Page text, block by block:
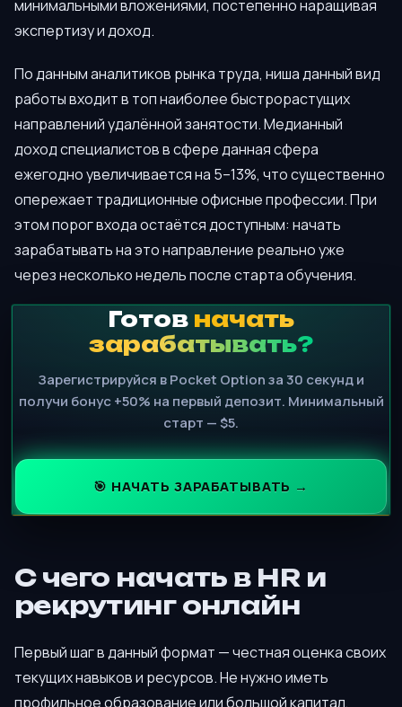
минимальными вложениями, постепенно наращивая
экспертизу и доход.
По данным аналитиков рынка труда, ниша данный вид
работы входит в топ наиболее быстрорастущих
направлений удалённой занятости. Медианный
доход специалистов в сфере данная сфера
ежегодно увеличивается на 5–13%, что существенно
опережает традиционные офисные профессии. При
этом порог входа остаётся доступным: начать
зарабатывать на это направление реально уже
через несколько недель после старта обучения.
Готов начать
зарабатывать?
Зарегистрируйся в Pocket Option за 30 секунд и
получи бонус +50% на первый депозит. Минимальный
старт — $5.
🎯 НАЧАТЬ ЗАРАБАТЫВАТЬ →
С чего начать в HR и
рекрутинг онлайн
Первый шаг в данный формат — честная оценка своих
текущих навыков и ресурсов. Не нужно иметь
профильное образование или большой капитал,